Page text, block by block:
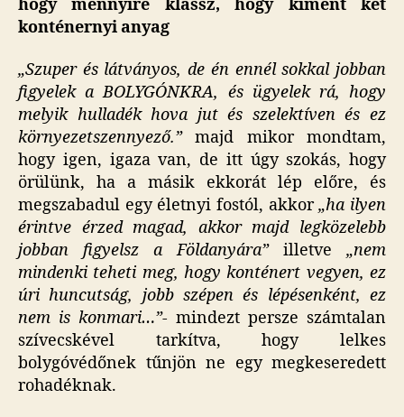
hogy mennyire klassz, hogy kiment két
konténernyi anyag
„Szuper és látványos, de én ennél sokkal jobban
figyelek a BOLYGÓNKRA, és ügyelek rá, hogy
melyik hulladék hova jut és szelektíven és ez
környezetszennyező.”majd mikor mondtam,
hogy igen, igaza van, de itt úgy szokás, hogy
örülünk, ha a másik ekkorát lép előre, és
megszabadul egy életnyi fostól, akkor„ha ilyen
érintve érzed magad, akkor majd legközelebb
jobban figyelsz a Földanyára”illetve „nem
mindenki teheti meg, hogy konténert vegyen, ez
úri huncutság, jobb szépen és lépésenként, ez
nem is konmari…”- mindezt persze számtalan
szívecskével tarkítva, hogy lelkes
bolygóvédőnek tűnjön ne egy megkeseredett
rohadéknak.